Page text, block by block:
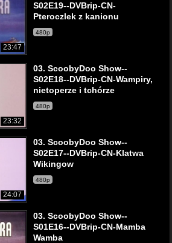
23:47
S02E19--DVBrip-CN-
Pteroczlek z kanionu
480p
23:32
03. ScoobyDoo Show--
S02E18--DVBrip-CN-Wampiry,
nietoperze i tchórze
480p
24:07
03. ScoobyDoo Show--
S02E17--DVBrip-CN-Klatwa
Wikingow
480p
03. ScoobyDoo Show--
S01E16--DVBrip-CN-Mamba
Wamba